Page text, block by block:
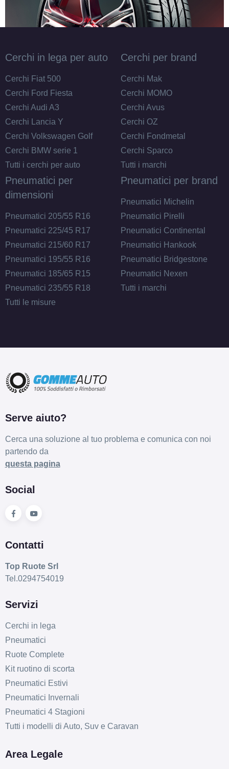
Cerchi in lega per auto
Cerchi Fiat 500
Cerchi Ford Fiesta
Cerchi Audi A3
Cerchi Lancia Y
Cerchi Volkswagen Golf
Cerchi BMW serie 1
Tutti i cerchi per auto
Cerchi per brand
Cerchi Mak
Cerchi MOMO
Cerchi Avus
Cerchi OZ
Cerchi Fondmetal
Cerchi Sparco
Tutti i marchi
Pneumatici per
dimensioni
Pneumatici 205/55 R16
Pneumatici 225/45 R17
Pneumatici 215/60 R17
Pneumatici 195/55 R16
Pneumatici 185/65 R15
Pneumatici 235/55 R18
Tutti le misure
Pneumatici per brand
Pneumatici Michelin
Pneumatici Pirelli
Pneumatici Continental
Pneumatici Hankook
Pneumatici Bridgestone
Pneumatici Nexen
Tutti i marchi
Serve aiuto?
Cerca una soluzione al tuo problema e comunica con noi
partendo da
questa pagina
Social
Contatti
Top Ruote Srl
Tel.0294754019
Servizi
Cerchi in lega
Pneumatici
Ruote Complete
Kit ruotino di scorta
Pneumatici Estivi
Pneumatici Invernali
Pneumatici 4 Stagioni
Tutti i modelli di Auto, Suv e Caravan
Area Legale